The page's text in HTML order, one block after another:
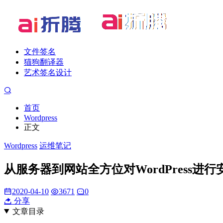
文件签名
猫狗翻译器
艺术签名设计
首页
Wordpress
正文
Wordpress 运维笔记
从服务器到网站全方位对WordPress进行
2020-04-10 3671
0
分享
文章目录